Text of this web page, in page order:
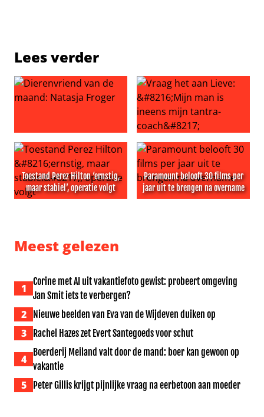
Lees verder
Dierenvriend van de maand: Natasja Froger
Vraag het aan Lieve: ‘Mijn
Toestand Perez Hilton ‘ernstig,
maar stabiel’, operatie volgt
Paramount belooft 30 films per
jaar uit te brengen na overname
Meest gelezen
1
Corine met AI uit vakantiefoto gewist: probeert omgeving
Jan Smit iets te verbergen?
2 Nieuwe beelden van Eva van de Wijdeven duiken op
3 Rachel Hazes zet Evert Santegoeds voor schut
4
Boerderij Meiland valt door de mand: boer kan gewoon op
vakantie
5 Peter Gillis krijgt pijnlijke vraag na eerbetoon aan moeder